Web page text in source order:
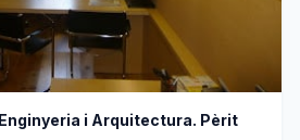
Enginyeria i Arquitectura. Pèrit